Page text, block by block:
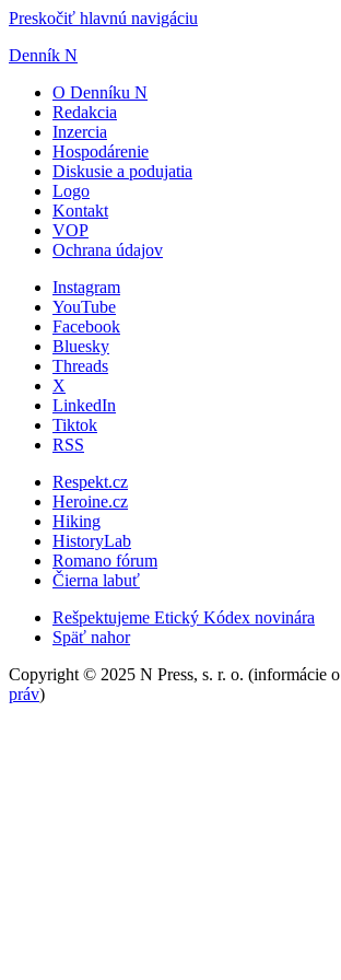
Preskočiť hlavnú navigáciu
Denník N
O Denníku N
Redakcia
Inzercia
Hospodárenie
Diskusie a podujatia
Logo
Kontakt
VOP
Ochrana údajov
Instagram
YouTube
Facebook
Bluesky
Threads
X
LinkedIn
Tiktok
RSS
Respekt.cz
Heroine.cz
Hiking
HistoryLab
Romano fórum
Čierna labuť
Rešpektujeme Etický Kódex novinára
Späť nahor
Copyright © 2025 N Press, s. r. o. (informácie o
práv)